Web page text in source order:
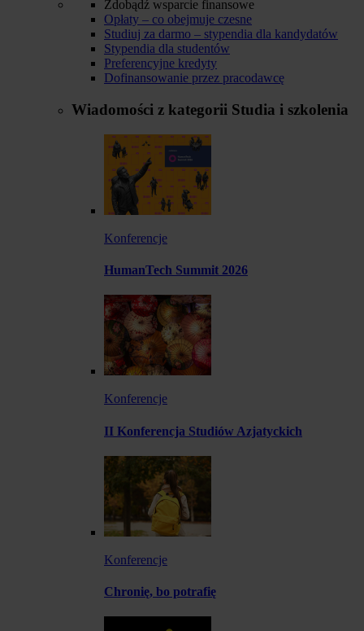
Zdobądź wsparcie finansowe
Opłaty – co obejmuje czesne
Studiuj za darmo – stypendia dla kandydatów
Stypendia dla studentów
Preferencyjne kredyty
Dofinansowanie przez pracodawcę
Wiadomości z kategorii Studia i szkolenia
Konferencje
HumanTech Summit 2026
Konferencje
II Konferencja Studiów Azjatyckich
Konferencje
Chronię, bo potrafię